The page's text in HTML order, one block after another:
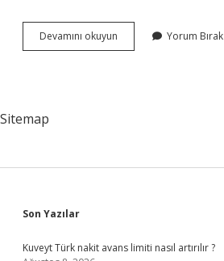
Devamını okuyun Kontrbas
Hangi
Yorum Bırak
Sitemap
Sidebar
Son Yazılar
Kuveyt Türk nakit avans limiti nasıl artırılır ?